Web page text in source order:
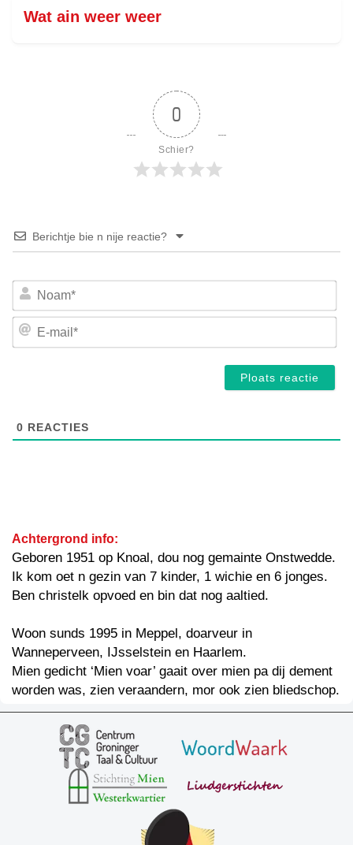
Wat ain weer weer
0
Schier?
Berichtje bie n nije reactie?
E-
0 REACTIES
Achtergrond info:
Geboren 1951 op Knoal, dou nog gemainte Onstwedde.
Ik kom oet n gezin van 7 kinder, 1 wichie en 6 jonges.
Ben christelk opvoed en bin dat nog aaltied.
Woon sunds 1995 in Meppel, doarveur in
Wanneperveen, IJsselstein en Haarlem.
Mien gedicht ‘Mien voar’ gaait over mien pa dij dement
worden was, zien veraandern, mor ook zien bliedschop.